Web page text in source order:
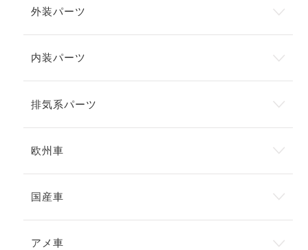
外装パーツ
内装パーツ
排気系パーツ
欧州車
国産車
アメ車